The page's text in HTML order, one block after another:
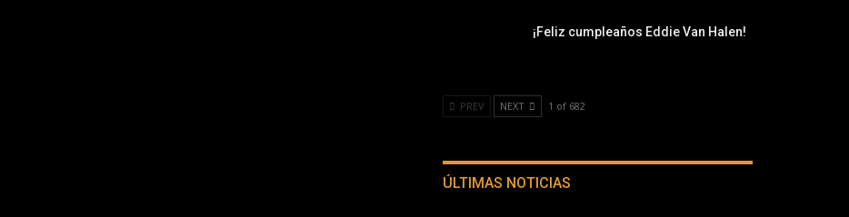
¡Feliz cumpleaños Eddie Van Halen!
PREV NEXT 1 of 682
ÚLTIMAS NOTICIAS